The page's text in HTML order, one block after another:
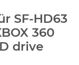
SF-HD63
360
drive